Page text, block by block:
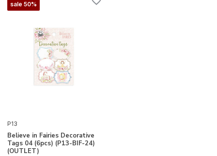
sale 50%
P13
Believe in Fairies Decorative
Tags 04 (6pcs) (P13-BIF-24)
(OUTLET)